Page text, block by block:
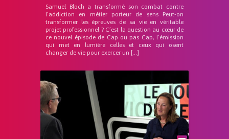
Samuel Bloch a transformé son combat contre
l’addiction en métier porteur de sens Peut-on
transformer les épreuves de sa vie en véritable
projet professionnel ? C’est la question au cœur de
ce nouvel épisode de Cap ou pas Cap, l’émission
qui met en lumière celles et ceux qui osent
changer de vie pour exercer un […]